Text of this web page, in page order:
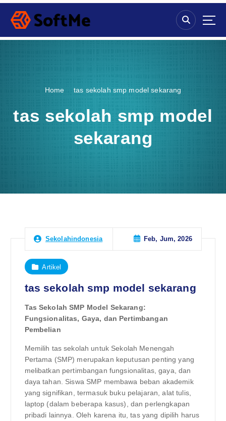
S
p
Home tas sekolah smp model sekarang
tas sekolah smp model
sekarang
Sekolahindonesia Feb, Jum, 2026
Artikel
tas sekolah smp model sekarang
Tas Sekolah SMP Model Sekarang:
Fungsionalitas, Gaya, dan Pertimbangan
Pembelian
Memilih tas sekolah untuk Sekolah Menengah
Pertama (SMP) merupakan keputusan penting yang
melibatkan pertimbangan fungsionalitas, gaya, dan
daya tahan. Siswa SMP membawa beban akademik
yang signifikan, termasuk buku pelajaran, alat tulis,
laptop (dalam beberapa kasus), dan perlengkapan
pribadi lainnya. Oleh karena itu, tas yang dipilih harus